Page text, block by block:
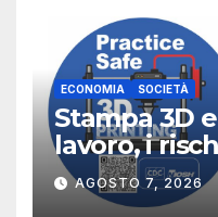
ECONOMIA SOCIETÀ
Stampa 3D
lavoro, i
NIOSH
AGOSTO 7, 2026